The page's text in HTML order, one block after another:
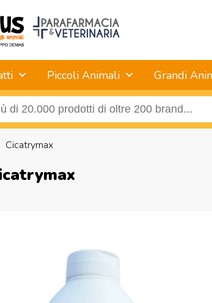
Piccoli Animali Grandi
Cicatrymax